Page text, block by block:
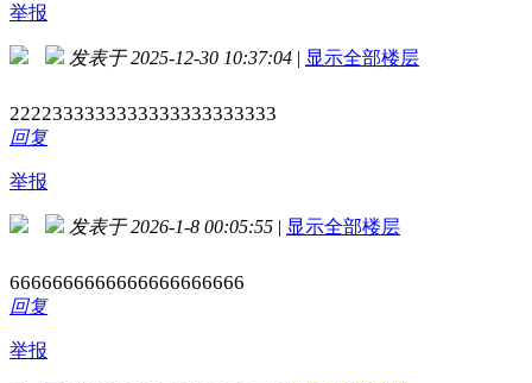
举报
发表于 2025-12-30 10:37:04 | 显示全部楼层
2222333333333333333333333
回复
举报
发表于 2026-1-8 00:05:55 | 显示全部楼层
6666666666666666666666
回复
举报